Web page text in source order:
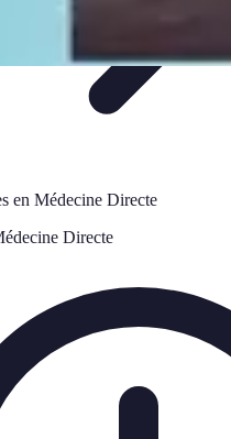
en Médecine Directe
Directe